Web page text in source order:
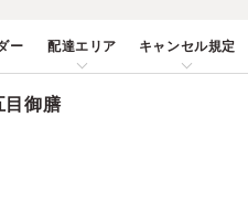
ー 配達エリア キャンセル規定
目御膳